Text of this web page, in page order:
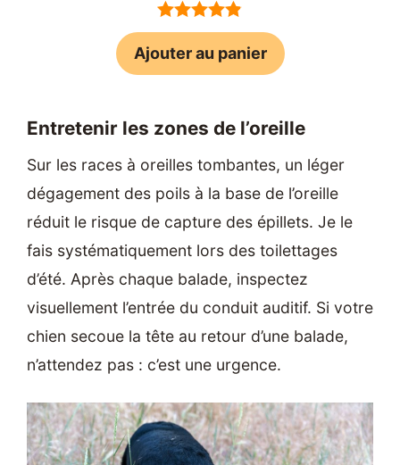
initial
était :
299.00 €.
actuel
est :
199.00 €.
4.84sur
5
Ajouter au panier
Entretenir les zones de l’oreille
Sur les races à oreilles tombantes, un léger
dégagement des poils à la base de l’oreille
réduit le risque de capture des épillets. Je le
fais systématiquement lors des toilettages
d’été. Après chaque balade, inspectez
visuellement l’entrée du conduit auditif. Si votre
chien secoue la tête au retour d’une balade,
n’attendez pas : c’est une urgence.